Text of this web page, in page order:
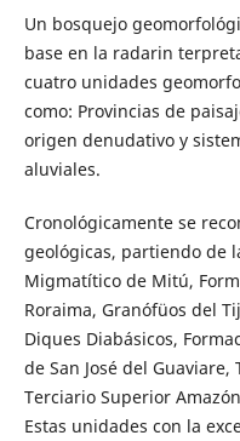
Un bosquejo
base en la radarin
cuatro unidades
como: Provincias de
origen denudativo y
aluviales.
Cronológicamente se
geológicas, partiendo de
Migmatítico de Mitú,
Roraima, Granófüos del
Diques Diabásicos,
de San José del
Terciario Superior
Estas unidades con la